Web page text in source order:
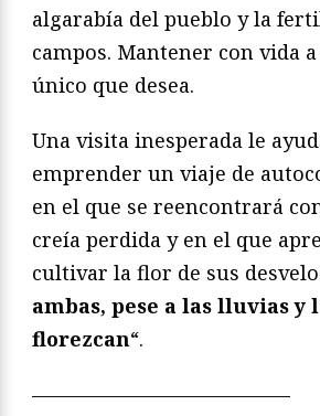
algarabía del pueblo y la
campos. Mantener con vida
único que desea.
Una visita inesperada le
emprender un viaje de
en el que se reencontrará
creía perdida y en el que
cultivar la flor de sus
ambas, pese a las lluvias y
florezcan“.
—————————————